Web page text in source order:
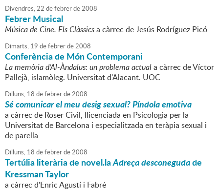
Divendres,22 defebrerde2008
Febrer Musical
Música de Cine. Els Clàssicsa càrrec de Jesús Rodríguez Picó
Dimarts, 19 defebrerde2008
Conferència de Món Contemporani
La memòria d'Al-Àndalus: un problema actuala càrrec de Víctor
Pallejà, islamòleg. Universitat d'Alacant. UOC
Dilluns, 18 defebrerde2008
Sé comunicar el meu desig sexual? Píndola emotiva
a càrrec de Roser Civil, llicenciada en Psicologia per la
Universitat de Barcelona i especialitzada en teràpia sexual i
de parella
Dilluns, 18 defebrerde2008
Tertúlia literària de novel.laAdreça desconegudade
Kressman Taylor
a càrrec d'Enric Agustí i Fabré